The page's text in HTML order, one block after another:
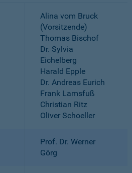
Alina vom Bruck
(Vorsitzende)
Thomas Bischof
Dr. Sylvia
Eichelberg
Harald Epple
Dr. Andreas Eurich
Frank Lamsfuß
Christian Ritz
Oliver Schoeller
Prof. Dr. Werner
Görg